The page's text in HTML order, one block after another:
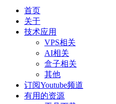
首页
关于
技术应用
VPS相关
AI相关
盒子相关
其他
订阅Youtube频道
有用的资源